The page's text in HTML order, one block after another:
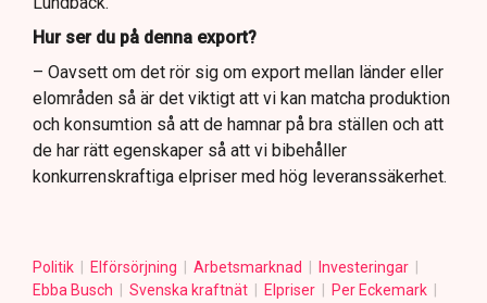
Hur ser du på denna export?
– Oavsett om det rör sig om export mellan länder eller
elområden så är det viktigt att vi kan matcha produktion
och konsumtion så att de hamnar på bra ställen och att
de har rätt egenskaper så att vi bibehåller
konkurrenskraftiga elpriser med hög leveranssäkerhet.
Politik Elförsörjning Arbetsmarknad
Investeringar
Ebba Busch
Svenska kraftnät Elpriser
Per Eckemark